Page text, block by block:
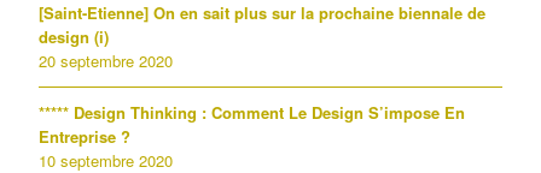
[Saint-Etienne] On en sait plus sur la prochaine biennale de
design (i)
20 septembre 2020
***** Design Thinking : Comment Le Design S’impose En
Entreprise ?
10 septembre 2020